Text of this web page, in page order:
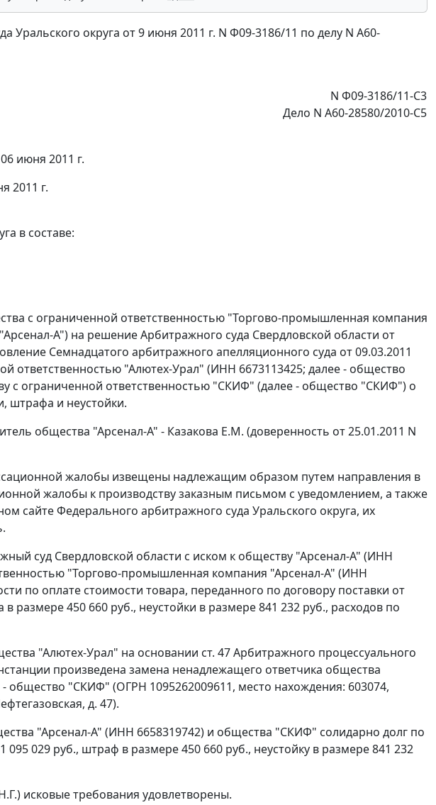
Уральского округа от 9 июня 2011 г. N Ф09-3186/11 по делу N А60-
N Ф09-3186/11-С3
Дело N А60-28580/2010-С5
июня 2011 г.
2011 г.
в составе:
с ограниченной ответственностью "Торгово-промышленная компания
А") на решение Арбитражного суда Свердловской области от
Семнадцатого арбитражного апелляционного суда от 09.03.2011
ответственностью "Алютех-Урал" (ИНН 6673113425; далее - общество
с ограниченной ответственностью "СКИФ" (далее - общество "СКИФ") о
штрафа и неустойки.
общества "Арсенал-А" - Казакова Е.М. (доверенность от 25.01.2011 N
жалобы извещены надлежащим образом путем направления в
жалобы к производству заказным письмом с уведомлением, а также
сайтеФедерального арбитражного суда Уральского округа, их
суд Свердловской области с иском к обществу "Арсенал-А" (ИНН
"Торгово-промышленная компания "Арсенал-А" (ИНН
по оплате стоимости товара, переданного по договору поставки от
размере 450 660 руб., неустойки в размере 841 232 руб., расходов по
"Алютех-Урал" на основании ст. 47Арбитражного процессуального
произведена замена ненадлежащего ответчика общества
общество "СКИФ" (ОГРН 1095262009611, место нахождения: 603074,
д. 47).
"Арсенал-А" (ИНН 6658319742) и общества "СКИФ" солидарно долг по
095 029 руб., штраф в размере 450 660 руб., неустойку в размере 841 232
исковые требования удовлетворены.